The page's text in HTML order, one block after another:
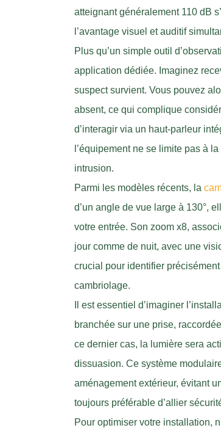
atteignant généralement 110 dB
l’avantage visuel et auditif
Plus qu’un simple outil
application dédiée. Imaginez
suspect survient. Vous pouvez
absent, ce qui complique
d’interagir via un haut-parleur
l’équipement ne se limite pas à
intrusion.
Parmi les modèles récents, la
d’un angle de vue large à 130°,
votre entrée. Son zoom x8,
jour comme de nuit, avec une
crucial pour identifier
cambriolage.
Il est essentiel d’imaginer
branchée sur une prise,
ce dernier cas, la lumière sera
dissuasion. Ce système
aménagement extérieur, évitant
toujours préférable d’allier
Pour optimiser votre installation,